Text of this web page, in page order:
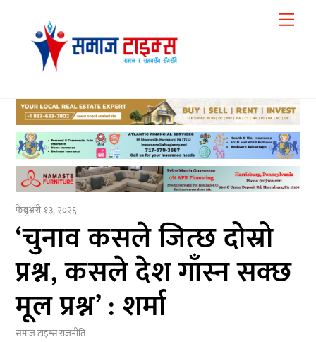
content
फेब्रुअरी १३, २०२६
‘चुनाव कसले जित्छ दोस्रो
प्रश्न, कसले देश गाँस्न सक्छ
मूल प्रश्न’ : शर्मा
समाज टाइम्सराजनीति